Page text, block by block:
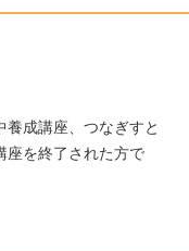
養成講座、つなぎすと
座を終了された方で